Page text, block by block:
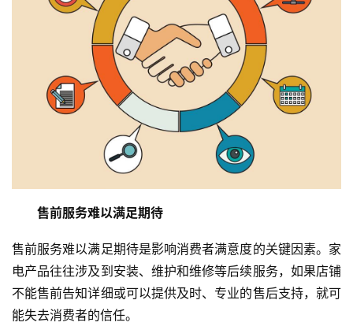
售前服务难以满足期待
售前服务难以满足期待是影响消费者满意度的关键因素。家
电产品往往涉及到安装、维护和维修等后续服务，如果店铺
不能售前告知详细或可以提供及时、专业的售后支持，就可
能失去消费者的信任。